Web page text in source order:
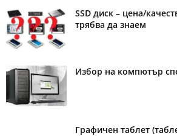
SSD диск – цена/
трябва да знаем
Избор на компютър
Графичен таблет